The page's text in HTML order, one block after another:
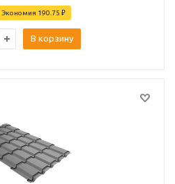
Экономия 190.75 ₽
В корзину